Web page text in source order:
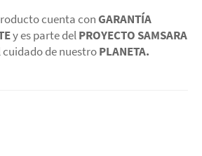
cuenta conGARANTÍA
y es parte delPROYECTO SAMSARA
de nuestroPLANETA.